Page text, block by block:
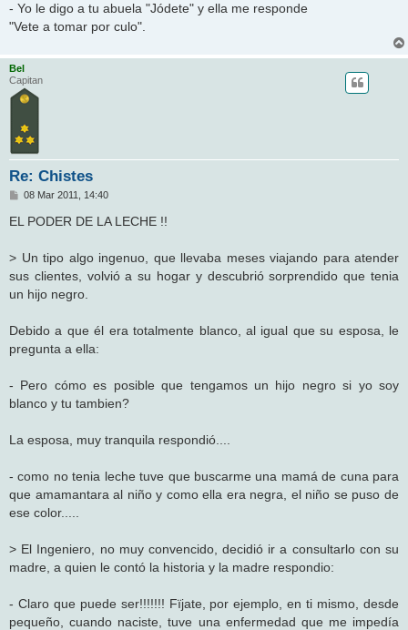
- Yo le digo a tu abuela "Jódete" y ella me responde
"Vete a tomar por culo".
Bel
Capitan
Re: Chistes
M
n
s
e
08 Mar 2011, 14:40
EL PODER DE LA LECHE !!
> Un tipo algo ingenuo, que llevaba meses viajando para atender
sus clientes, volvió a su hogar y descubrió sorprendido que tenia
un hijo negro.
Debido a que él era totalmente blanco, al igual que su esposa, le
pregunta a ella:
- Pero cómo es posible que tengamos un hijo negro si yo soy
blanco y tu tambien?
La esposa, muy tranquila respondió....
- como no tenia leche tuve que buscarme una mamá de cuna para
que amamantara al niño y como ella era negra, el niño se puso de
ese color.....
> El Ingeniero, no muy convencido, decidió ir a consultarlo con su
madre, a quien le contó la historia y la madre respondio:
- Claro que puede ser!!!!!!! Fïjate, por ejemplo, en ti mismo, desde
pequeño, cuando naciste, tuve una enfermedad que me impedía